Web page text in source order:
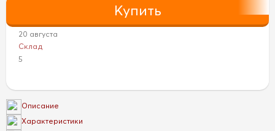
20 августа
Склад
5
Описание
Характеристики